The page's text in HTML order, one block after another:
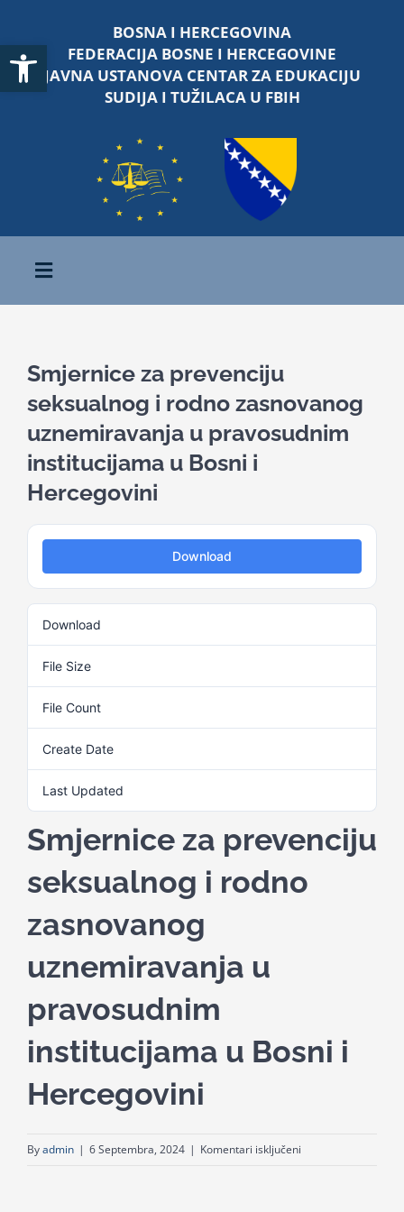
Open toolbar
content
BOSNA I HERCEGOVINA
FEDERACIJA BOSNE I HERCEGOVINE
JAVNA USTANOVA CENTAR ZA EDUKACIJU
SUDIJA I TUŽILACA U FBIH
Toggle
Navigation
O nama
Kalendar aktivnosti
Publikacije
Novosti
Search
for:
Smjernice za prevenciju
seksualnog i rodno zasnovanog
uznemiravanja u pravosudnim
institucijama u Bosni i
Hercegovini
Download
Download
File Size
File Count
Create Date
Last Updated
Smjernice za prevenciju
seksualnog i rodno
zasnovanog
uznemiravanja u
pravosudnim
institucijama u Bosni i
Hercegovini
Byadmin | 6 Septembra, 2024 | Komentari isključeni